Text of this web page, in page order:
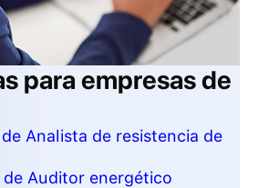
para empresas de
Analista de resistencia de
Auditor energético